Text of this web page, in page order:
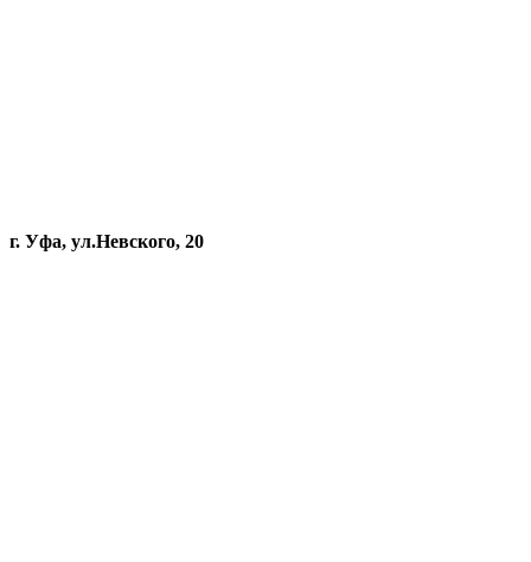
г. Уфа, ул.Невского, 20